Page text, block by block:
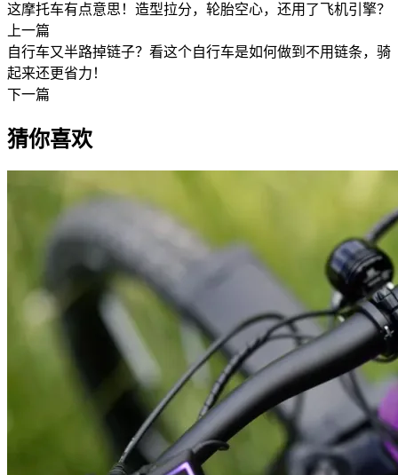
这摩托车有点意思！造型拉分，轮胎空心，还用了飞机引擎？
上一篇
自行车又半路掉链子？看这个自行车是如何做到不用链条，骑
起来还更省力！
下一篇
猜你喜欢